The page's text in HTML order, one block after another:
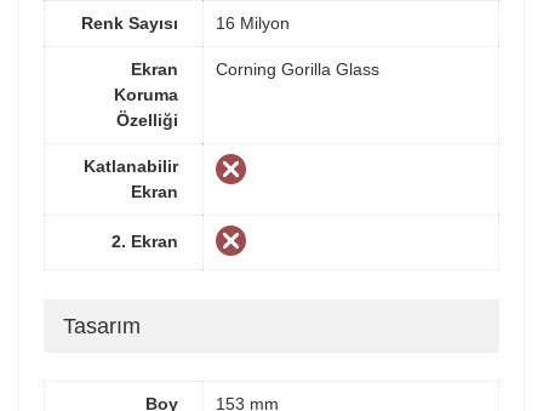
Renk Sayısı 16 Milyon
Ekran
Koruma
Özelliği
Corning Gorilla Glass
Katlanabilir
Ekran
2. Ekran
Tasarım
Boy 153 mm